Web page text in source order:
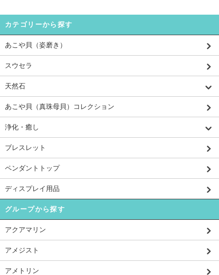
カテゴリーから探す
あこや貝（姿磨き）
スウセラ
天然石
あこや貝（真珠母貝）コレクション
浄化・癒し
ブレスレット
ペンダントトップ
ディスプレイ用品
グループから探す
アクアマリン
アメジスト
アメトリン